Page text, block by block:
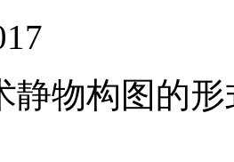
静物构图的形